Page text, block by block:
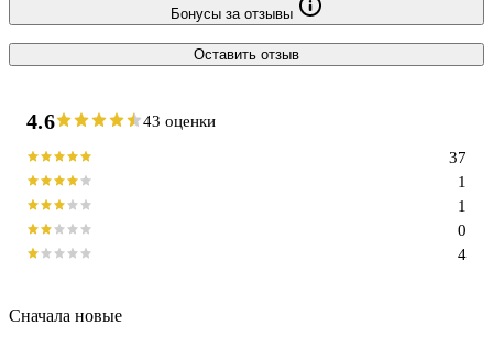
Бонусы за отзывы
Оставить отзыв
4.6 43 оценки
4
0
1
1
37
Сначала новые